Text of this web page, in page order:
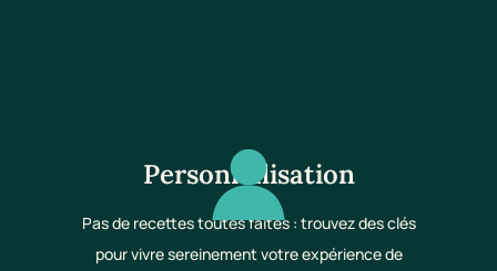
Personnalisation
Pas de recettes toutes faites : trouvez des clés
pour vivre sereinement votre expérience de